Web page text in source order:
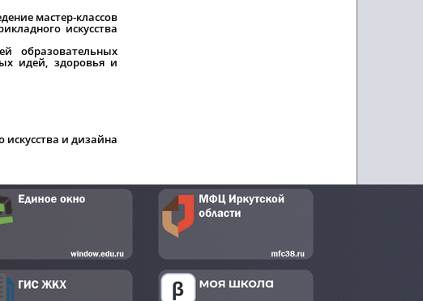
мастер-классов
искусства
образовательных
идей, здоровья и
и дизайна